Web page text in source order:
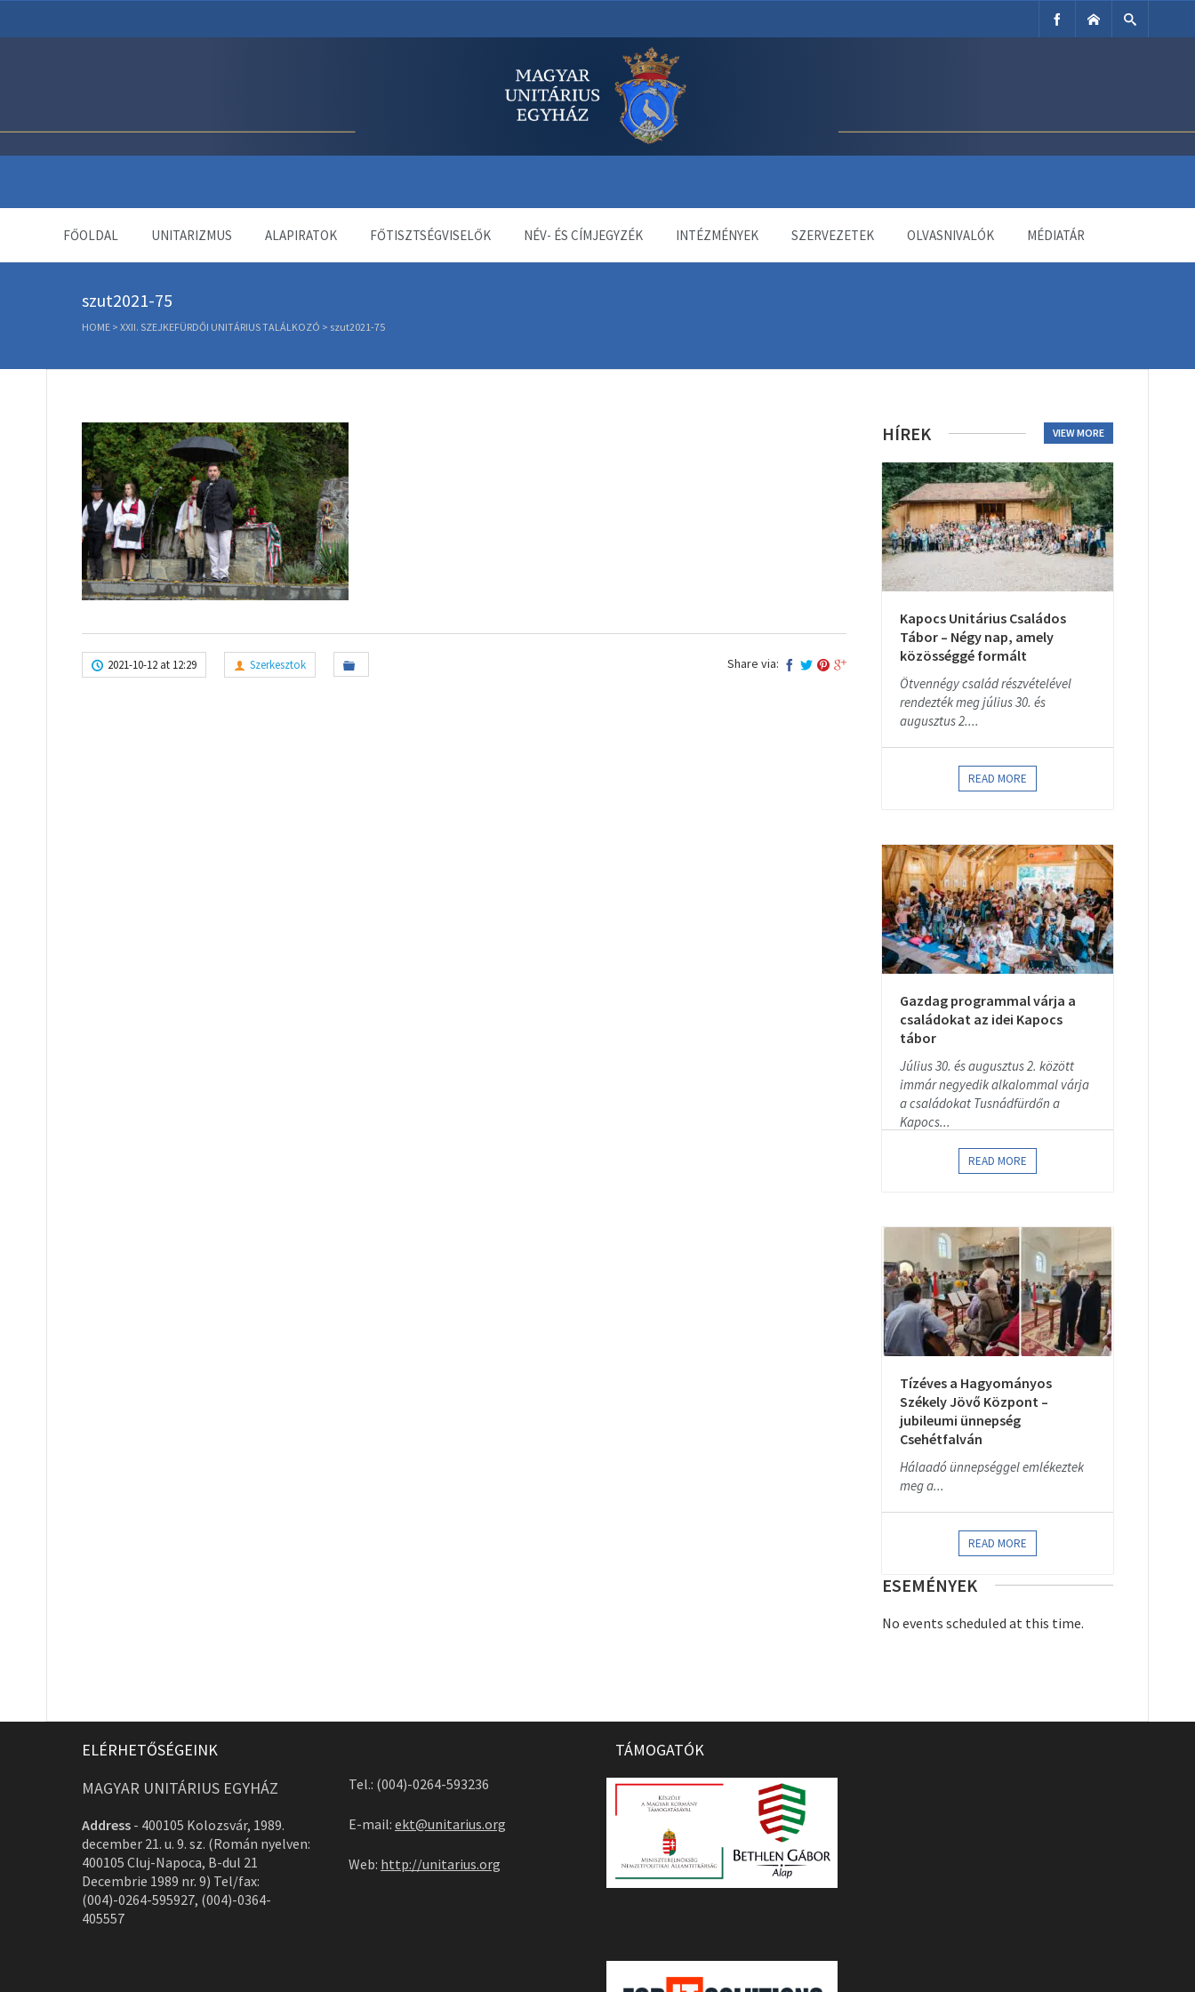
FŐOLDAL UNITARIZMUS ALAPIRATOK FŐTISZTSÉGVISELŐK NÉV- ÉS CÍMJEGYZÉK INTÉZMÉNYEK SZERVEZETEK OLVASNIVALÓK MÉDIATÁR
szut2021-75
HOME > XXII. SZEJKEFÜRDŐI UNITÁRIUS TALÁLKOZÓ > szut2021-75
2021-10-12 at 12:29 Szerkesztok Share via:
HÍREK VIEW MORE
Kapocs Unitárius Családos
Tábor – Négy nap, amely
közösséggé formált
Ötvennégy család részvételével
rendezték meg július 30. és
augusztus 2....
READ MORE
Gazdag programmal várja a
családokat az idei Kapocs
tábor
Július 30. és augusztus 2. között
immár negyedik alkalommal várja
a családokat Tusnádfürdőn a
Kapocs...
READ MORE
Tízéves a Hagyományos
Székely Jövő Központ –
jubileumi ünnepség
Csehétfalván
Hálaadó ünnepséggel emlékeztek
meg a...
READ MORE
ESEMÉNYEK
No events scheduled at this time.
ELÉRHETŐSÉGEINK
MAGYAR UNITÁRIUS EGYHÁZ
Address - 400105 Kolozsvár, 1989.
december 21. u. 9. sz. (Román nyelven:
400105 Cluj-Napoca, B-dul 21
Decembrie 1989 nr. 9) Tel/fax:
(004)-0264-595927, (004)-0364-
405557
Tel.: (004)-0264-593236
E-mail: ekt@unitarius.org
Web: http://unitarius.org
TÁMOGATÓK